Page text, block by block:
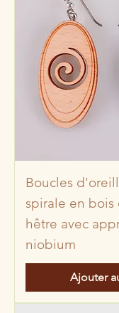
Boucles
spirale en bois
hêtre avec
niobium
Ajouter